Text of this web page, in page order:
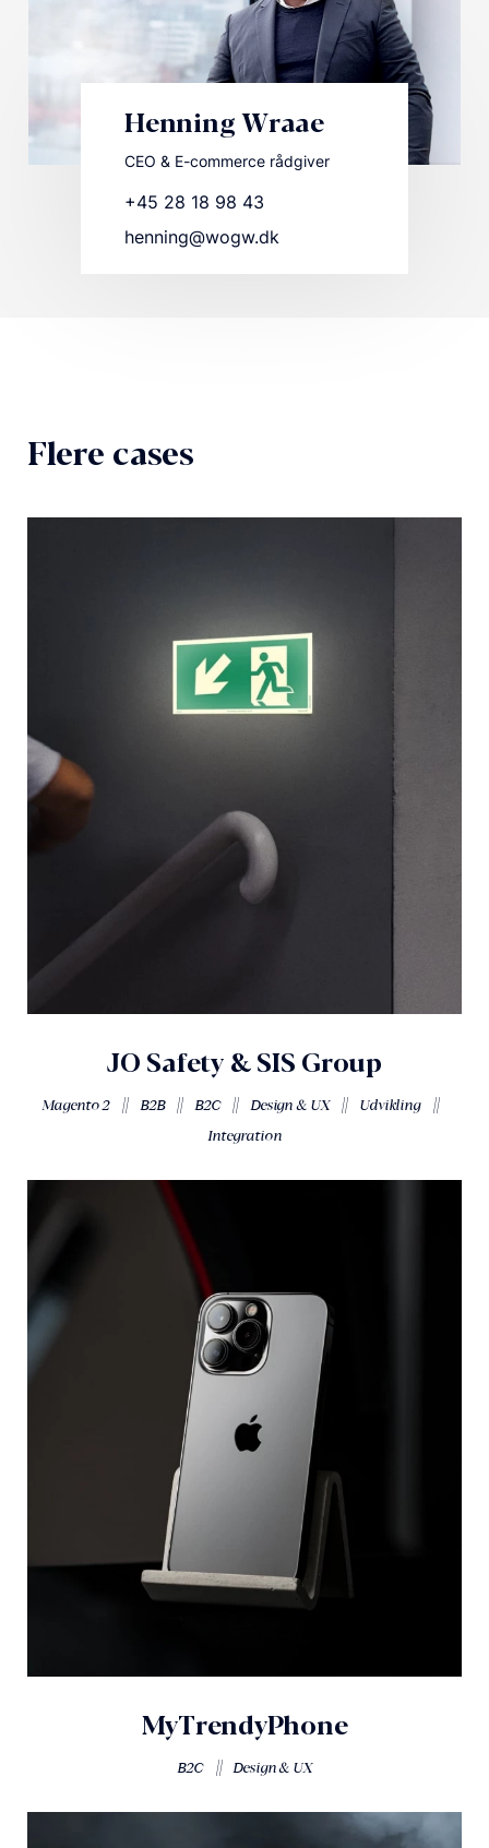
Henning Wraae
CEO & E-commerce rådgiver
+45 28 18 98 43
henning@wogw.dk
Flere cases
JO Safety & SIS Group
Magento 2 || B2B || B2C || Design & UX || Udvikling ||
Integration
MyTrendyPhone
B2C || Design & UX